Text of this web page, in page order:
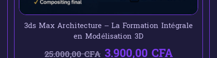
3ds Max Architecture – La Formation Intégrale
en Modélisation 3D
25.000,00CFA 3.900,00CFA